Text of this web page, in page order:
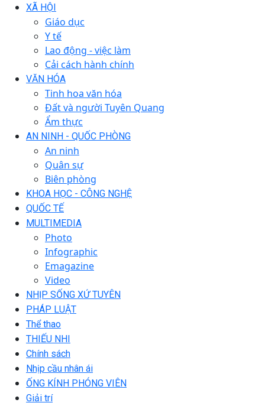
XÃ HỘI
Giáo dục
Y tế
Lao động - việc làm
Cải cách hành chính
VĂN HÓA
Tinh hoa văn hóa
Đất và người Tuyên Quang
Ẩm thực
AN NINH - QUỐC PHÒNG
An ninh
Quân sự
Biên phòng
KHOA HỌC - CÔNG NGHỆ
QUỐC TẾ
MULTIMEDIA
Photo
Infographic
Emagazine
Video
NHỊP SỐNG XỨ TUYÊN
PHÁP LUẬT
Thể thao
THIẾU NHI
Chính sách
Nhịp cầu nhân ái
ỐNG KÍNH PHÓNG VIÊN
Giải trí